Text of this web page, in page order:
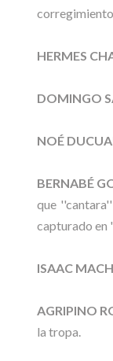
corregimiento
HERMES
DOMINGO
NOÉ
BERNABÉ
que
capturado en
ISAAC
AGRIPINO
la tropa.